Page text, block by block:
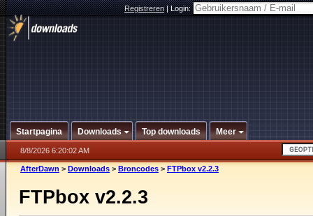
Registreren|Login:
Startpagina Downloads Top downloads Meer
8/8/2026 6:20:02 AM
AfterDawn > Downloads > Broncodes > FTPbox v2.2.3
FTPbox v2.2.3